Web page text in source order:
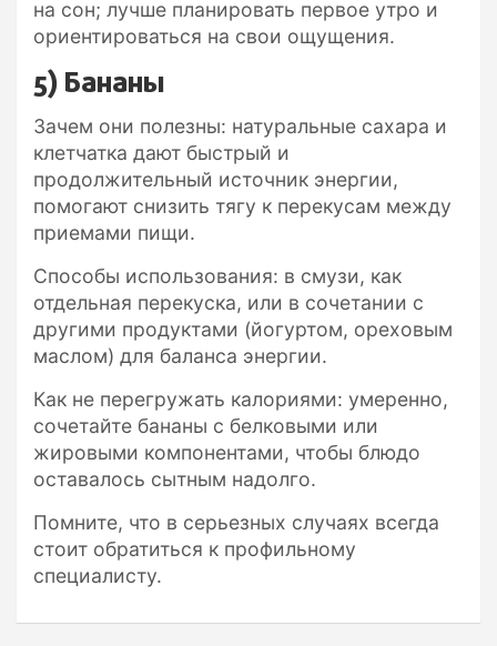
на сон; лучше планировать первое утро и
ориентироваться на свои ощущения.
5) Бананы
Зачем они полезны: натуральные сахара и
клетчатка дают быстрый и
продолжительный источник энергии,
помогают снизить тягу к перекусам между
приемами пищи.
Способы использования: в смузи, как
отдельная перекуска, или в сочетании с
другими продуктами (йогуртом, ореховым
маслом) для баланса энергии.
Как не перегружать калориями: умеренно,
сочетайте бананы с белковыми или
жировыми компонентами, чтобы блюдо
оставалось сытным надолго.
Помните, что в серьезных случаях всегда
стоит обратиться к профильному
специалисту.